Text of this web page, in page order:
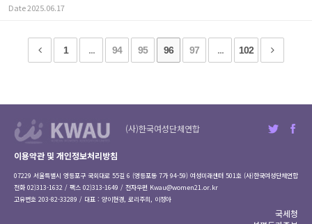
Date2025.06.17
1 ... 94 95 96 97 ... 102
(사)한국여성단체연합
이용약관 및 개인정보처리방침
07229 서울특별시 영등포구 국회대로 55길 6 (영등포동 7가 94-59) 여성미래센터 501호 (사)한국여성단체연합
전화 02)313-1632 / 팩스 02)313-1649 / 전자우편 Kwau@women21.or.kr
고유번호 203-82-33289 / 대표 : 양이현경, 로리주희, 이정아
국세청